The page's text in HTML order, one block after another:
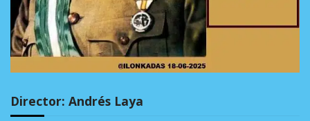
Director: Andrés Laya